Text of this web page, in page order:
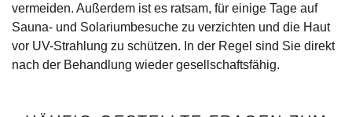
vermeiden. Außerdem ist es ratsam, für einige Tage auf
Sauna- und Solariumbesuche zu verzichten und die Haut
vor UV-Strahlung zu schützen. In der Regel sind Sie direkt
nach der Behandlung wieder gesellschaftsfähig.